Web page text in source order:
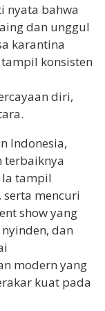
nyata bahwa
dan unggul
karantina
konsisten
diri,
Indonesia,
terbaiknya
tampil
serta mencuri
show yang
dan
modern yang
kuat pada